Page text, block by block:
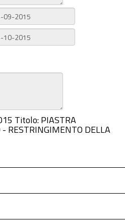
Titolo: PIASTRA
RESTRINGIMENTO DELLA